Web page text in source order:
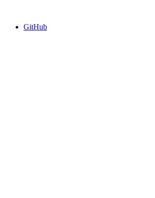
GitHub